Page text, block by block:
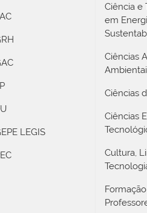
LEGIS
Ciência e
em
Ciências
Ciências
Ciências
Cultura,